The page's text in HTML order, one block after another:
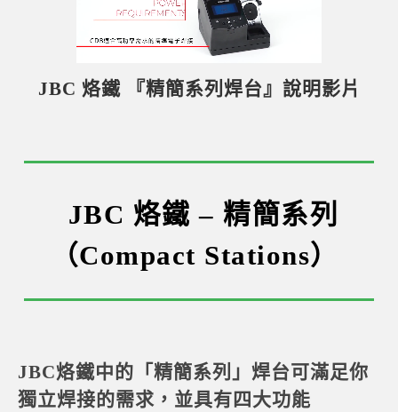
JBC 烙鐵 『精簡系列焊台』說明影片
JBC 烙鐵 – 精簡系列
（Compact Stations）
JBC烙鐵中的「精簡系列 」焊台可滿足你
獨立焊接的需求，並具有四大功能